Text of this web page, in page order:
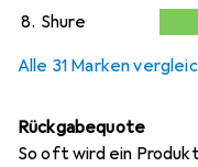
2
8. Shure
Alle 31 Marken
Rückgabequote
So oft wird ein